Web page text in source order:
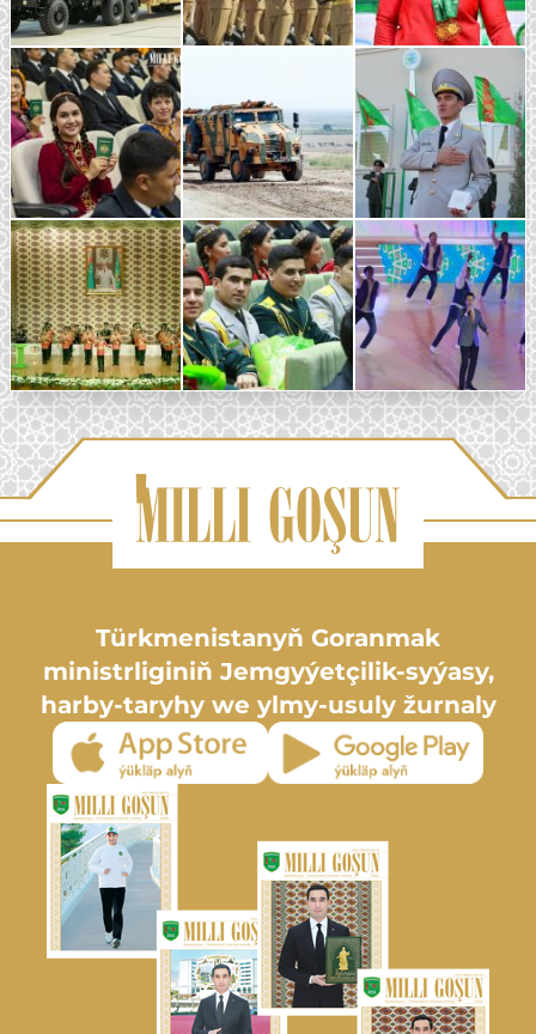
Türkmenistanyň Goranmak
ministrliginiň Jemgyýetçilik-syýasy,
harby-taryhy we ylmy-usuly žurnaly